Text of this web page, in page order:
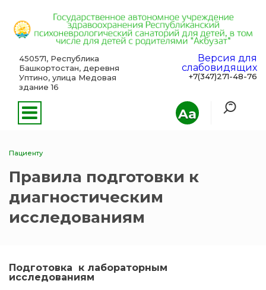
Aa
450571, Республика
Башкортостан, деревня
Уптино, улица Медовая
здание 16
Версия для
слабовидящих
+7(347)271-48-76
Пациенту
Правила подготовки к
диагностическим
исследованиям
Подготовка к лабораторным
исследованиям